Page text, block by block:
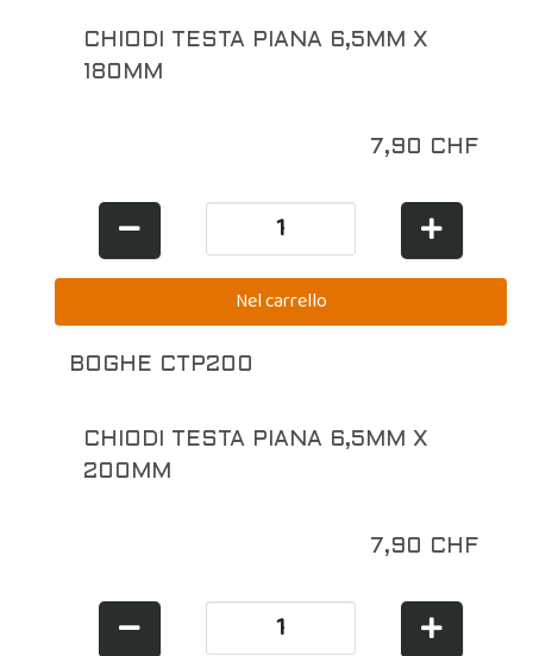
CHIODI TESTA PIANA 6,5MM X
180MM
7,90 CHF
BOGHE CTP200
CHIODI TESTA PIANA 6,5MM X
200MM
7,90 CHF